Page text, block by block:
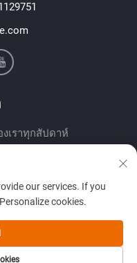
เราทุกสัปดาห์
our services. If you
cookies.